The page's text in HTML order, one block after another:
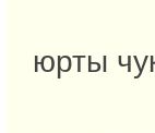
юрты